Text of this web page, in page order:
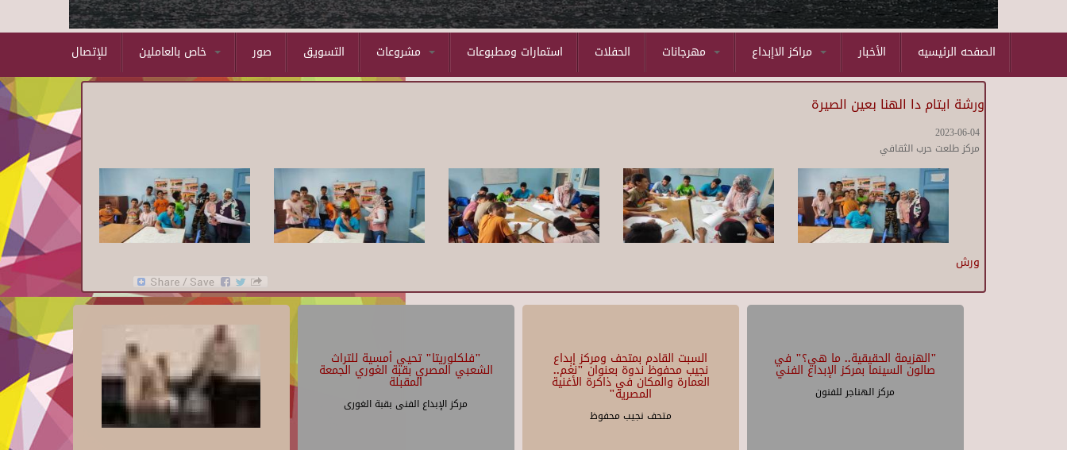
للإتصال صور التسويق استمارات ومطبوعات الحفلات الأخبار الصفحه الرئيسيه
ورشة ايتام دا الهنا بعين الصيرة
2023-06-04
مركز طلعت حرب الثقافي
ورش
"فلكلوريتا" تحيي أمسية للتراث
الشعبي المصري بقبة الغوري الجمعة
المقبلة
مركز الإبداع الفنى بقبة الغورى
السبت القادم بمتحف ومركز إبداع
نجيب محفوظ ندوة بعنوان "نغم..
العمارة والمكان في ذاكرة الأغنية
المصرية"
متحف نجيب محفوظ
"الهزيمة الحقيقية.. ما هي؟" في
صالون السينما بمركز الإبداع الفني
مركز الهناجر للفنون